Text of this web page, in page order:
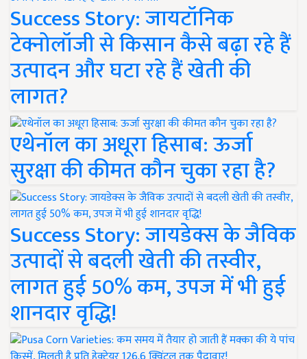
Success Story: जायटॉनिक
टेक्नोलॉजी से किसान कैसे बढ़ा रहे हैं
उत्पादन और घटा रहे हैं खेती की
लागत?
एथेनॉल का अधूरा हिसाब: ऊर्जा
सुरक्षा की कीमत कौन चुका रहा है?
Success Story: जायडेक्स के जैविक
उत्पादों से बदली खेती की तस्वीर,
लागत हुई 50% कम, उपज में भी हुई
शानदार वृद्धि!